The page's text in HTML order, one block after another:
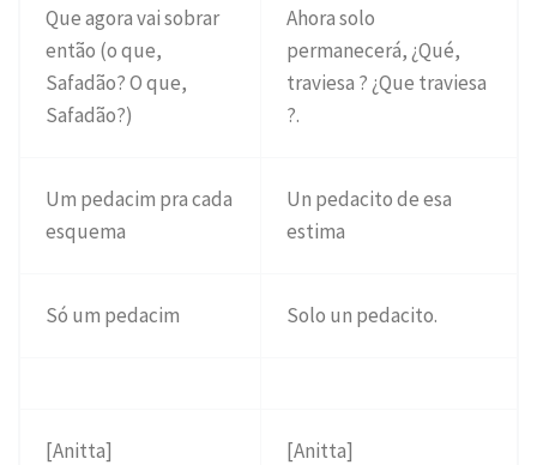
Que agora vai sobrar
então (o que,
Safadão? O que,
Safadão?)
Ahora solo
permanecerá, ¿Qué,
traviesa ? ¿Que traviesa
?.
Um pedacim pra cada
esquema
Un pedacito de esa
estima
Só um pedacim Solo un pedacito.
[Anitta] [Anitta]